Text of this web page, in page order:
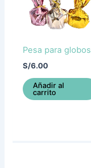
Pesa para globos
S/6.00
Añadir al
carrito